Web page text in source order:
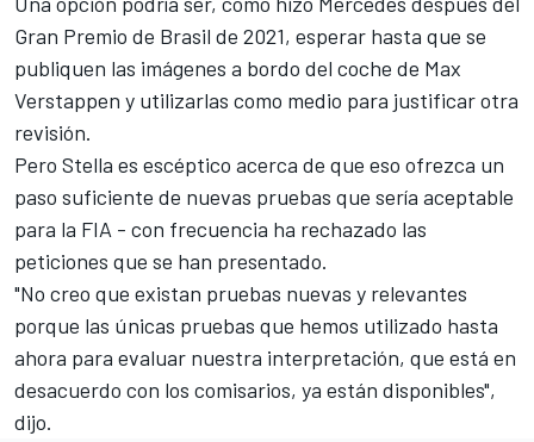
Gran Premio de Brasil de 2021, esperar hasta que se
publiquen las imágenes a bordo del coche de Max
Verstappen y utilizarlas como medio para justificar otra
revisión.
Pero Stella es escéptico acerca de que eso ofrezca un
paso suficiente de nuevas pruebas que sería aceptable
para la FIA - con frecuencia ha rechazado las
peticiones que se han presentado.
"No creo que existan pruebas nuevas y relevantes
porque las únicas pruebas que hemos utilizado hasta
ahora para evaluar nuestra interpretación, que está en
desacuerdo con los comisarios, ya están disponibles",
dijo.